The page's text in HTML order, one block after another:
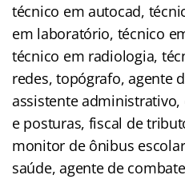
técnico em autocad,
em laboratório, técnico
técnico em radiologia,
redes, topógrafo, agente
assistente
e posturas, fiscal de
monitor de ônibus
saúde, agente de